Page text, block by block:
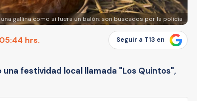
gallina como si fuera un balón: son buscados por la policía
hrs. Seguir a T13 en
festividad local llamada "Los Quintos",